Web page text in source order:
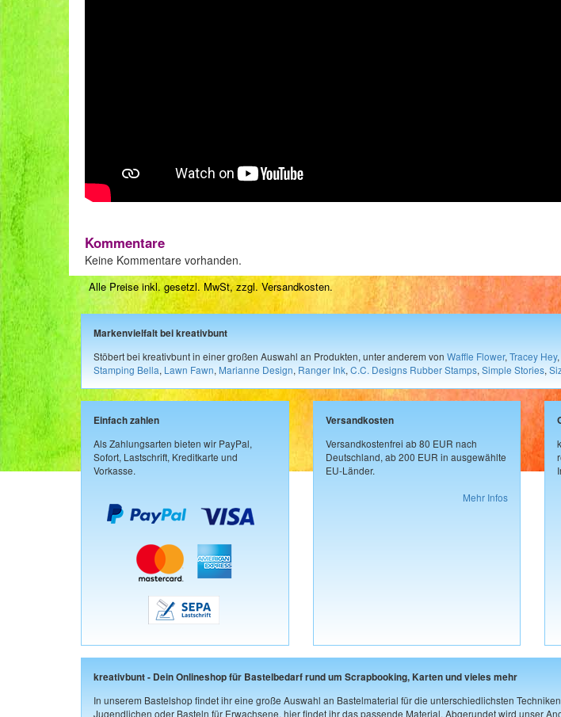
Kommentare
Keine Kommentare vorhanden.
Alle Preise inkl. gesetzl. MwSt, zzgl.Versandkosten.
Markenvielfalt bei kreativbunt
Stöbert bei kreativbunt in einer großen Auswahl an Produkten, unter anderem von Waffle Flower, Tracey Hey,
Stamping Bella, Lawn Fawn, Marianne Design, Ranger Ink, C.C. Designs Rubber Stamps, Simple Stories,
Einfach zahlen
Als Zahlungsarten bieten wir PayPal,
Sofort, Lastschrift, Kreditkarte und
Vorkasse.
Versandkosten
Versandkostenfrei ab 80 EUR nach
Deutschland, ab 200 EUR in ausgewählte
EU-Länder.
Mehr Infos
kreativbunt - Dein Onlineshop für Bastelbedarf rund um Scrapbooking, Karten und vieles mehr
In unserem Bastelshop findet ihr eine große Auswahl an Bastelmaterial für die unterschiedlichsten
Jugendlichen oder Basteln für Erwachsene, hier findet ihr das passende Material. Abgerundet wird unser